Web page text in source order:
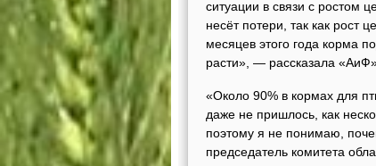
ситуации в связи с ростом
несёт потери, так как рост
месяцев этого года корма
расти», — рассказала
«Около 90% в кормах для
даже не пришлось, как
поэтому я не понимаю,
председатель комитета